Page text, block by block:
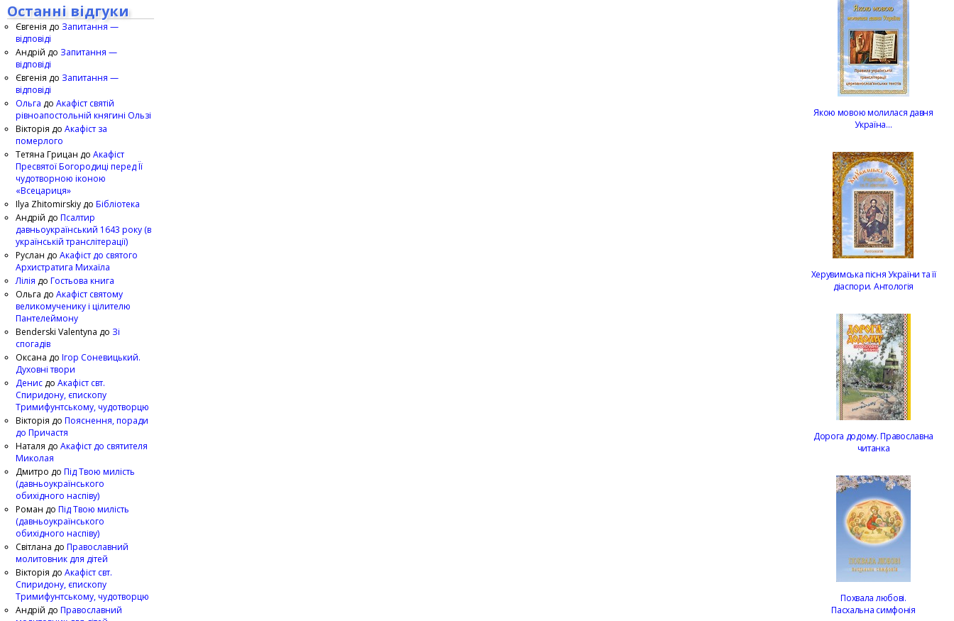
Останні відгуки
Євгенія до Запитання —
відповіді
Андрій до Запитання —
відповіді
Євгенія до Запитання —
відповіді
Ольга до Акафіст святій
рівноапостольній княгині Ользі
Вікторія до Акафіст за
померлого
Тетяна Грицан до Акафіст
Пресвятої Богородиці перед Її
чудотворною іконою
«Всецариця»
Ilya Zhitomirskiy до Бібліотека
Андрій до Псалтир
давньоукраїнський 1643 року (в
українській транслітерації)
Руслан до Акафіст до святого
Архистратига Михаїла
Лілія до Гостьова книга
Ольга до Акафіст святому
великомученику і цілителю
Пантелеймону
Benderski Valentyna до Зі
спогадів
Оксана до Ігор Соневицький.
Духовні твори
Денис до Акафіст свт.
Спиридону, єпископу
Тримифунтському, чудотворцю
Вікторія до Пояснення, поради
до Причастя
Наталя до Акафіст до святителя
Миколая
Дмитро до Під Твою милість
(давньоукраїнського
обихідного наспіву)
Роман до Під Твою милість
(давньоукраїнського
обихідного наспіву)
Світлана до Православний
молитовник для дітей
Вікторія до Акафіст свт.
Спиридону, єпископу
Тримифунтському, чудотворцю
Андрій до Православний
Якою мовою молилася давня
Україна…
Херувимська пісня України та її
діаспори. Антологія
Дорога додому. Православна
читанка
Похвала любові.
Пасхальна симфонія